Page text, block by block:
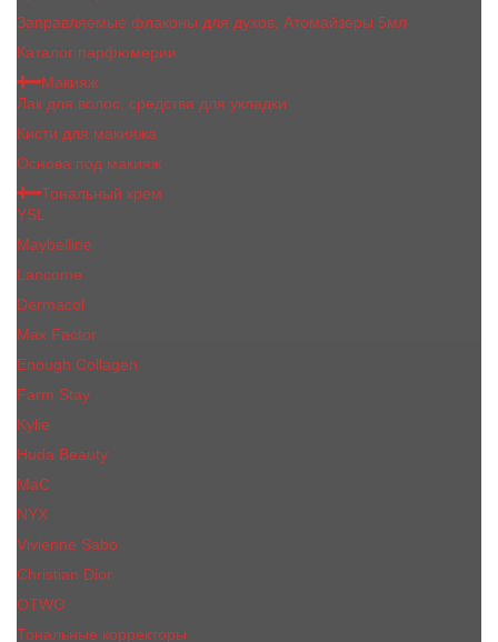
Заправляемые флаконы для духов, Атомайзеры 5мл
Каталог парфюмерии
Макияж
Лак для волос, средства для укладки
Кисти для макияжа
Основа под макияж
Тональный крем
YSL
Maybelline
Lancome
Dermacol
Max Factor
Enough Collagen
Farm Stay
Kylie
Huda Beauty
МаС
NYX
Vivienne Sabo
Сhristiаn Diоr
OTWO
Тональные корректоры